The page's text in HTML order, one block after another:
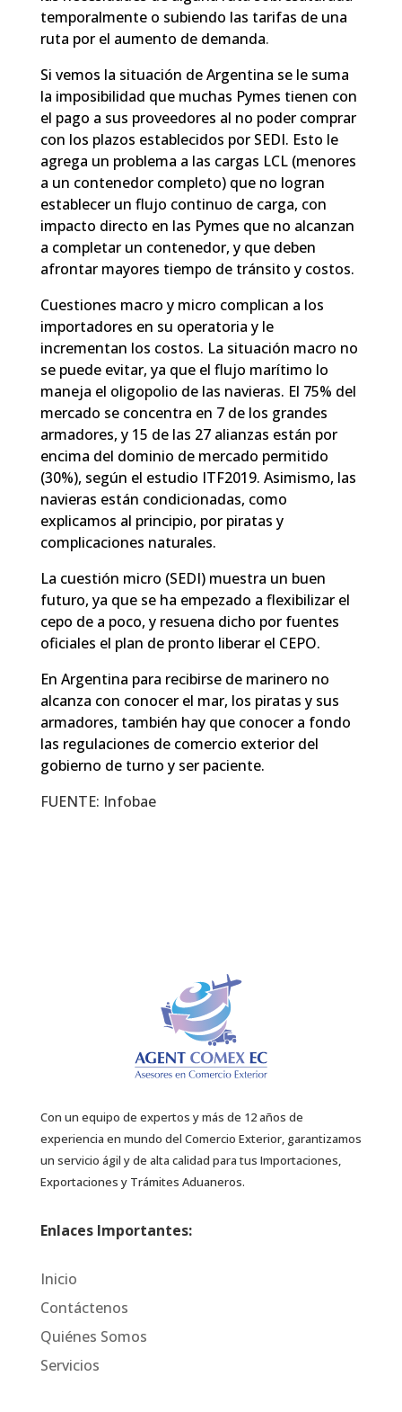
temporalmente o subiendo las tarifas de una
ruta por el aumento de demanda.
Si vemos la situación de Argentina se le suma
la imposibilidad que muchas Pymes tienen con
el pago a sus proveedores al no poder comprar
con los plazos establecidos por SEDI. Esto le
agrega un problema a las cargas LCL (menores
a un contenedor completo) que no logran
establecer un flujo continuo de carga, con
impacto directo en las Pymes que no alcanzan
a completar un contenedor, y que deben
afrontar mayores tiempo de tránsito y costos.
Cuestiones macro y micro complican a los
importadores en su operatoria y le
incrementan los costos. La situación macro no
se puede evitar, ya que el flujo marítimo lo
maneja el oligopolio de las navieras. El 75% del
mercado se concentra en 7 de los grandes
armadores, y 15 de las 27 alianzas están por
encima del dominio de mercado permitido
(30%), según el estudio ITF2019. Asimismo, las
navieras están condicionadas, como
explicamos al principio, por piratas y
complicaciones naturales.
La cuestión micro (SEDI) muestra un buen
futuro, ya que se ha empezado a flexibilizar el
cepo de a poco, y resuena dicho por fuentes
oficiales el plan de pronto liberar el CEPO.
En Argentina para recibirse de marinero no
alcanza con conocer el mar, los piratas y sus
armadores, también hay que conocer a fondo
las regulaciones de comercio exterior del
gobierno de turno y ser paciente.
FUENTE: Infobae
Con un equipo de expertos y más de 12 años de
experiencia en mundo del Comercio Exterior, garantizamos
un servicio ágil y de alta calidad para tus Importaciones,
Exportaciones y Trámites Aduaneros.
Enlaces Importantes:
Inicio
Contáctenos
Quiénes Somos
Servicios